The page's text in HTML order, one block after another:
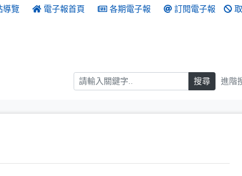
導覽 電子報首頁 各期電子報 訂閱電子報
搜尋 搜尋 進階